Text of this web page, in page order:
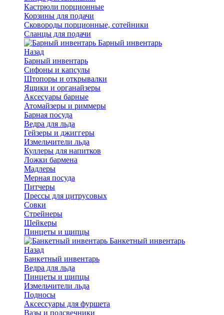
Кастрюли порционные
Корзины для подачи
Сковороды порционные, сотейники
Сланцы для подачи
Барный инвентарь
Назад
Барный инвентарь
Сифоны и капсулы
Штопоры и открывалки
Ящики и органайзеры
Аксесуары барные
Атомайзеры и риммеры
Барная посуда
Ведра для льда
Гейзеры и джиггеры
Измельчители льда
Куллеры для напитков
Ложки бармена
Мадлеры
Мерная посуда
Питчеры
Прессы для цитрусовых
Совки
Стрейнеры
Шейкеры
Пинцеты и щипцы
Банкетный инвентарь
Назад
Банкетный инвентарь
Ведра для льда
Пинцеты и щипцы
Измельчители льда
Подносы
Аксессуары для фуршета
Вазы и подсвечники